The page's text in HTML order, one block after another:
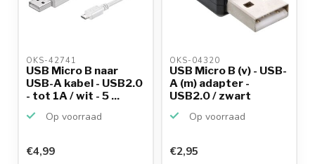
OKS-42741
USB Micro B naar
USB-A kabel - USB2.0
- tot 1A / wit - 5 ...
Op voorraad
€4,99
OKS-04320
USB Micro B (v) - USB-
A (m) adapter -
USB2.0 / zwart
Op voorraad
€2,95